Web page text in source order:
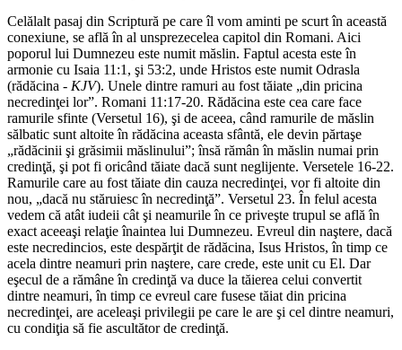
Celălalt pasaj din Scriptură pe care îl vom aminti pe scurt în această
conexiune, se află în al unsprezecelea capitol din Romani. Aici
poporul lui Dumnezeu este numit măslin. Faptul acesta este în
armonie cu Isaia 11:1, şi 53:2, unde Hristos este numit Odrasla
(rădăcina - KJV). Unele dintre ramuri au fost tăiate „din pricina
necredinţei lor”. Romani 11:17-20. Rădăcina este cea care face
ramurile sfinte (Versetul 16), şi de aceea, când ramurile de măslin
sălbatic sunt altoite în rădăcina aceasta sfântă, ele devin părtaşe
„rădăcinii şi grăsimii măslinului”; însă rămân în măslin numai prin
credinţă, şi pot fi oricând tăiate dacă sunt neglijente. Versetele 16-22.
Ramurile care au fost tăiate din cauza necredinţei, vor fi altoite din
nou, „dacă nu stăruiesc în necredinţă”. Versetul 23. În felul acesta
vedem că atât iudeii cât şi neamurile în ce priveşte trupul se află în
exact aceeaşi relaţie înaintea lui Dumnezeu. Evreul din naştere, dacă
este necredincios, este despărţit de rădăcina, Isus Hristos, în timp ce
acela dintre neamuri prin naştere, care crede, este unit cu El. Dar
eşecul de a rămâne în credinţă va duce la tăierea celui convertit
dintre neamuri, în timp ce evreul care fusese tăiat din pricina
necredinţei, are aceleaşi privilegii pe care le are şi cel dintre neamuri,
cu condiţia să fie ascultător de credinţă.